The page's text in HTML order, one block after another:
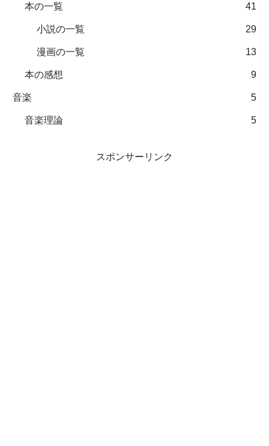
本の一覧 41
小説の一覧 29
漫画の一覧 13
本の感想 9
音楽 5
音楽理論 5
スポンサーリンク